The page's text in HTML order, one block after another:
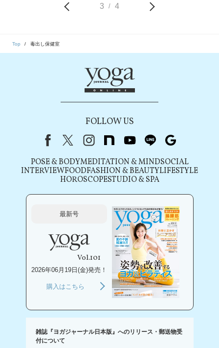
3 / 4
Top 毒出し保健室
FOLLOW US
FacebookX（旧Twitter）
instagram
note youtubeline
POSE & BODYMEDITATION & MINDSOCIAL
INTERVIEWFOODFASHION & BEAUTYLIFESTYLE
HOROSCOPESTUDIO & SPA
最新号
Vol.101
2026年06月19日(金)発売！
購入はこちら
雑誌『ヨガジャーナル日本版』へのリリース・郵送物受
付について